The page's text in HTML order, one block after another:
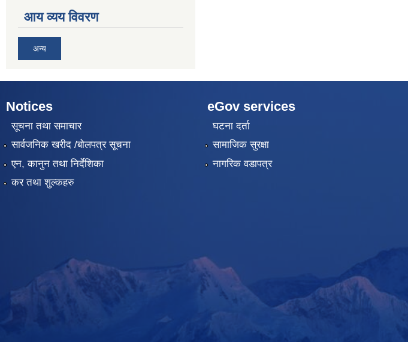
आय व्यय विवरण
अन्य
Notices
सूचना तथा समाचार
सार्वजनिक खरीद /बोलपत्र सूचना
एन, कानुन तथा निर्देशिका
कर तथा शुल्कहरु
eGov services
घटना दर्ता
सामाजिक सुरक्षा
नागरिक वडापत्र